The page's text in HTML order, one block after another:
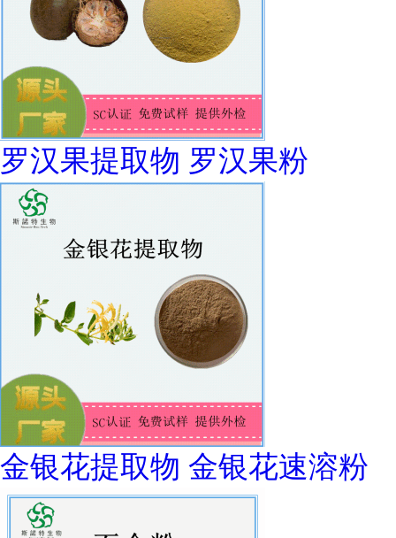
罗汉果提取物 罗汉果粉
金银花提取物 金银花速溶粉